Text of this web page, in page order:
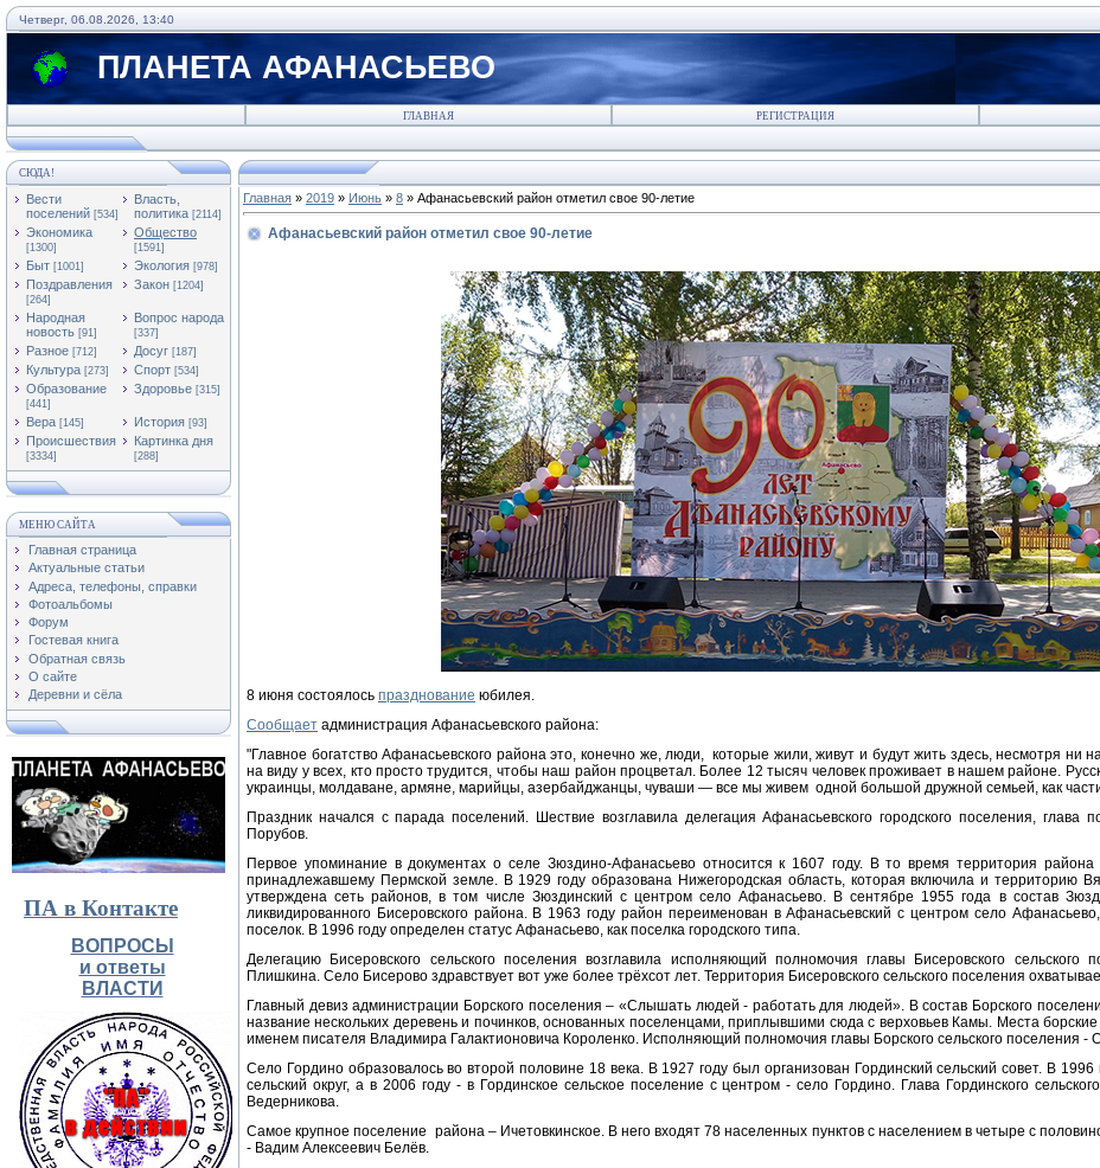
Четверг, 06.08.2026, 13:40
ПЛАНЕТА АФАНАСЬЕВО
ГЛАВНАЯ РЕГИСТРАЦИЯ
СЮДА!
Вести
поселений [534]
Власть,
политика [2114]
Экономика
[1300]
Общество
[1591]
Быт [1001] Экология [978]
Поздравления
[264]
Закон [1204]
Народная
новость [91]
Вопрос народа
[337]
Разное [712] Досуг [187]
Культура [273] Спорт [534]
Образование
[441]
Здоровье [315]
Вера [145] История [93]
Происшествия
[3334]
Картинка дня
[288]
МЕНЮ САЙТА
Главная страница
Актуальные статьи
Адреса, телефоны, справки
Фотоальбомы
Форум
Гостевая книга
Обратная связь
О сайте
Деревни и сёла
ПА в Контакте
ВОПРОСЫ
и ответы
ВЛАСТИ
Главная » 2019 » Июнь » 8 » Афанасьевский район отметил свое 90-летие
Афанасьевский район отметил свое 90-летие
8 июня состоялось празднование юбилея.
Сообщает администрация Афанасьевского района:
"Главное богатство Афанасьевского района это, конечно же, люди, которые жили, живут и будут жить здесь, несмотря ни
на виду у всех, кто просто трудится, чтобы наш район процветал. Более 12 тысяч человек проживает в нашем районе.
украинцы, молдаване, армяне, марийцы, азербайджанцы, чуваши — все мы живем одной большой дружной семьей, как
Праздник начался с парада поселений. Шествие возглавила делегация Афанасьевского городского поселения, глава
Порубов.
Первое упоминание в документах о селе Зюздино-Афанасьево относится к 1607 году. В то время территория района
принадлежавшему Пермской земле. В 1929 году образована Нижегородская область, которая включила и территорию
утверждена сеть районов, в том числе Зюздинский с центром село Афанасьево. В сентябре 1955 года в состав
ликвидированного Бисеровского района. В 1963 году район переименован в Афанасьевский с центром село
поселок. В 1996 году определен статус Афанасьево, как поселка городского типа.
Делегацию Бисеровского сельского поселения возглавила исполняющий полномочия главы Бисеровского
Плишкина. Село Бисерово здравствует вот уже более трёхсот лет. Территория Бисеровского сельского поселения
Главный девиз администрации Борского поселения – «Слышать людей - работать для людей». В состав Борского
название нескольких деревень и починков, основанных поселенцами, приплывшими сюда с верховьев Камы. Места
именем писателя Владимира Галактионовича Короленко. Исполняющий полномочия главы Борского сельского поселения -
Село Гордино образовалось во второй половине 18 века. В 1927 году был организован Гординский сельский совет. В
сельский округ, а в 2006 году - в Гординское сельское поселение с центром - село Гордино. Глава Гординского
Ведерникова.
Самое крупное поселение района – Ичетовкинское. В него входят 78 населенных пунктов с населением в четыре с
- Вадим Алексеевич Белёв.